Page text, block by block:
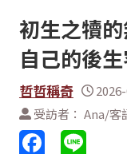
初生之犢
自己的後
哲哲稱奇
受訪者： Ana/客